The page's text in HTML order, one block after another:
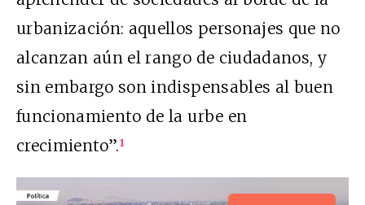
urbanización: aquellos personajes que no
alcanzan aún el rango de ciudadanos, y
sin embargo son indispensables al buen
funcionamiento de la urbe en
crecimiento”.1